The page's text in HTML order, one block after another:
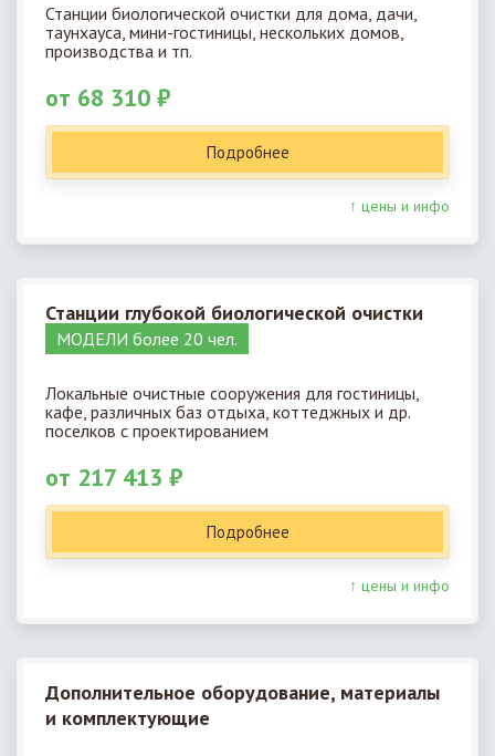
Станции биологической очистки для дома, дачи,
таунхауса, мини-гостиницы, нескольких домов,
производства и тп.
от 68 310 ₽
Подробнее
↑ цены и инфо
Станции глубокой биологической очистки
МОДЕЛИ более 20 чел.
Локальные очистные сооружения для гостиницы,
кафе, различных баз отдыха, коттеджных и др.
поселков с проектированием
от 217 413 ₽
Подробнее
↑ цены и инфо
Дополнительное оборудование, материалы
и комплектующие